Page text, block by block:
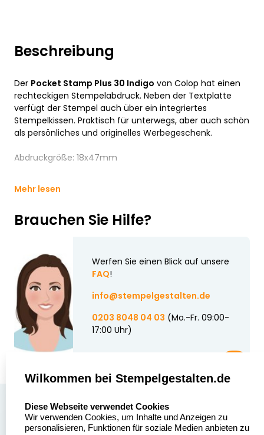
Beschreibung
Der Pocket Stamp Plus 30 Indigo von Colop hat einen
rechteckigen Stempelabdruck. Neben der Textplatte
verfügt der Stempel auch über ein integriertes
Stempelkissen. Praktisch für unterwegs, aber auch schön
als persönliches und originelles Werbegeschenk.
Abdruckgröße: 18x47mm
Mehr lesen
Brauchen Sie Hilfe?
Werfen Sie einen Blick auf unsere
FAQ!
info@stempelgestalten.de
0203 8048 04 03 (Mo.-Fr. 09:00-
17:00 Uhr)
Stempelgestalten.de
Über uns
Sitemap
Wilkommen bei Stempelgestalten.de
Diese Webseite verwendet Cookies
Wir verwenden Cookies, um Inhalte und Anzeigen zu
personalisieren, Funktionen für soziale Medien anbieten zu